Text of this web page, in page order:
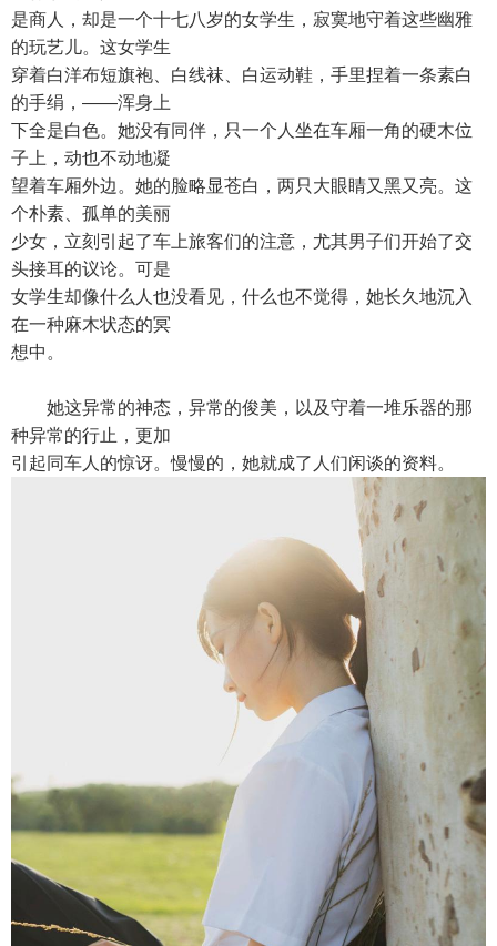
是商人，却是一个十七八岁的女学生，寂寞地守着这些幽雅
的玩艺儿。这女学生
穿着白洋布短旗袍、白线袜、白运动鞋，手里捏着一条素白
的手绢，——浑身上
下全是白色。她没有同伴，只一个人坐在车厢一角的硬木位
子上，动也不动地凝
望着车厢外边。她的脸略显苍白，两只大眼睛又黑又亮。这
个朴素、孤单的美丽
少女，立刻引起了车上旅客们的注意，尤其男子们开始了交
头接耳的议论。可是
女学生却像什么人也没看见，什么也不觉得，她长久地沉入
在一种麻木状态的冥
想中。
她这异常的神态，异常的俊美，以及守着一堆乐器的那
种异常的行止，更加
引起同车人的惊讶。慢慢的，她就成了人们闲谈的资料。